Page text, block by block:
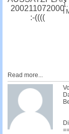
200211072000
:-((((
1.
I
Read more...